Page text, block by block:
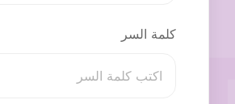
كلمة السر